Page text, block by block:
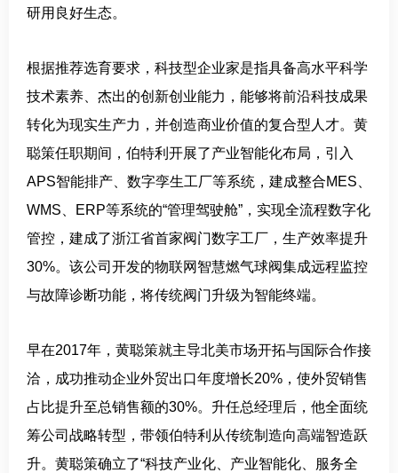
研用良好生态。
根据推荐选育要求，科技型企业家是指具备高水平科学
技术素养、杰出的创新创业能力，能够将前沿科技成果
转化为现实生产力，并创造商业价值的复合型人才。黄
聪策任职期间，伯特利开展了产业智能化布局，引入
APS智能排产、数字孪生工厂等系统，建成整合MES、
WMS、ERP等系统的“管理驾驶舱”，实现全流程数字化
管控，建成了浙江省首家阀门数字工厂，生产效率提升
30%。该公司开发的物联网智慧燃气球阀集成远程监控
与故障诊断功能，将传统阀门升级为智能终端。
早在2017年，黄聪策就主导北美市场开拓与国际合作接
洽，成功推动企业外贸出口年度增长20%，使外贸销售
占比提升至总销售额的30%。升任总经理后，他全面统
筹公司战略转型，带领伯特利从传统制造向高端智造跃
升。黄聪策确立了“科技产业化、产业智能化、服务全